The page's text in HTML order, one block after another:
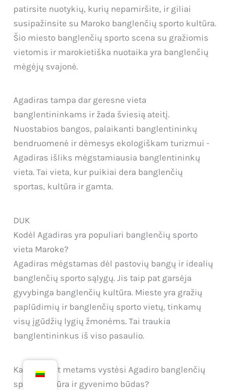
patirsite nuotykių, kurių nepamiršite, ir giliai
susipažinsite su Maroko banglenčių sporto kultūra.
Šio miesto banglenčių sporto scena su gražiomis
vietomis ir marokietiška nuotaika yra banglenčių
mėgėjų svajonė.
Agadiras tampa dar geresne vieta
banglentininkams ir žada šviesią ateitį.
Nuostabios bangos, palaikanti banglentininkų
bendruomenė ir dėmesys ekologiškam turizmui -
Agadiras išliks mėgstamiausia banglentininkų
vieta. Tai vieta, kur puikiai dera banglenčių
sportas, kultūra ir gamta.
DUK
Kodėl Agadiras yra populiari banglenčių sporto
vieta Maroke?
Agadiras mėgstamas dėl pastovių bangų ir idealių
banglenčių sporto sąlygų. Jis taip pat garsėja
gyvybinga banglenčių kultūra. Mieste yra gražių
paplūdimių ir banglenčių sporto vietų, tinkamų
visų įgūdžių lygių žmonėms. Tai traukia
banglentininkus iš viso pasaulio.
Kaip bėgant metams vystėsi Agadiro banglenčių
sporto kultūra ir gyvenimo būdas?